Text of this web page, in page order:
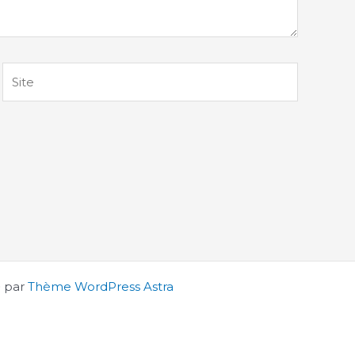
par Thème WordPress Astra